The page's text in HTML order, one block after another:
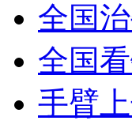
全国
全国
手臂